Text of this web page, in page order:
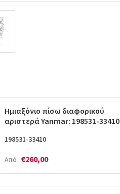
Ημιαξόνιο πίσω διαφορικού
αριστερά Yanmar: 198531-33410
198531-33410
Από €260,00